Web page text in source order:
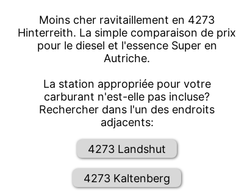
Moins cher ravitaillement en 4273
Hinterreith. La simple comparaison de prix
pour le diesel et l'essence Super en
Autriche.
La station appropriée pour votre
carburant n'est-elle pas incluse?
Rechercher dans l'un des endroits
adjacents:
4273 Landshut
4273 Kaltenberg